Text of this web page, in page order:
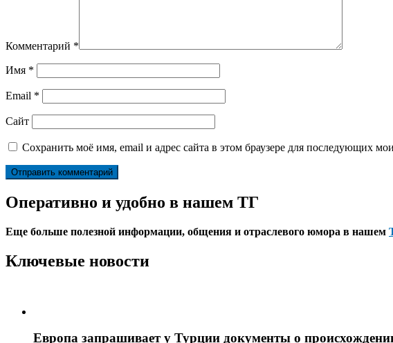
Комментарий *
Имя *
Email *
Сайт
Сохранить моё имя, email и адрес сайта в этом браузере для последующих
Оперативно и удобно в нашем ТГ
Еще больше полезной информации, общения и отраслевого юмора в нашем
Ключевые новости
Европа запрашивает у Турции документы о